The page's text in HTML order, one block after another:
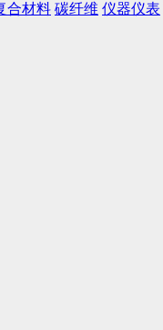
合材料 碳纤维 仪器仪表